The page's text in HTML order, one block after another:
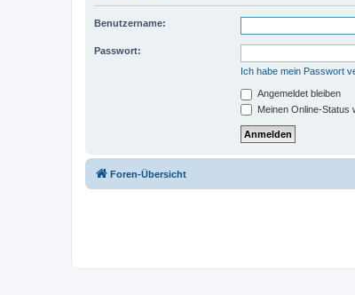
Benutzername:
Passwort:
Ich habe mein Passwort
Angemeldet bleiben
Meinen Online-Status
Foren-Übersicht